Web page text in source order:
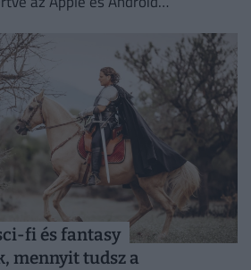
fi és fantasy
mennyit tudsz a